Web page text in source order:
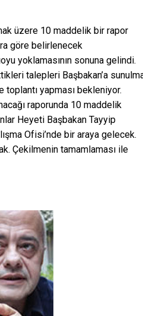
üzere 10 maddelik bir rapor
göre belirlenecek
yoklamasının sonuna gelindi.
talepleri Başbakan’a
toplantı yapması bekleniyor.
raporunda 10 maddelik
Heyeti Başbakan Tayyip
Ofisi’nde bir araya gelecek.
Çekilmenin tamamlaması ile